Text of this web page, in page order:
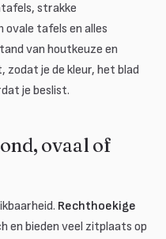
strakke
ovale tafels en alles
van houtkeuze en
je de kleur, het blad
je beslist.
ovaal of
Rechthoekige
en bieden veel zitplaats op